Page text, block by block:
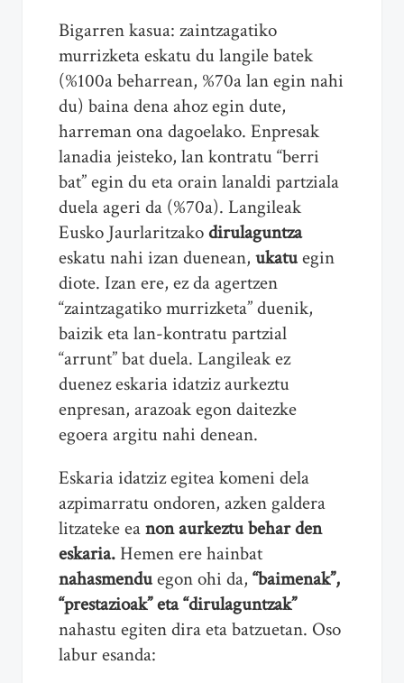
Bigarren kasua: zaintzagatiko
murrizketa eskatu du langile batek
(%100a beharrean, %70a lan egin nahi
du) baina dena ahoz egin dute,
harreman ona dagoelako. Enpresak
lanadia jeisteko, lan kontratu “berri
bat” egin du eta orain lanaldi partziala
duela ageri da (%70a). Langileak
Eusko Jaurlaritzakodirulaguntza
eskatu nahi izan duenean, ukatuegin
diote. Izan ere, ez da agertzen
“zaintzagatiko murrizketa” duenik,
baizik eta lan-kontratu partzial
“arrunt” bat duela. Langileak ez
duenez eskaria idatziz aurkeztu
enpresan, arazoak egon daitezke
egoera argitu nahi denean.
Eskaria idatziz egitea komeni dela
azpimarratu ondoren, azken galdera
litzateke eanon aurkeztu behar den
eskaria. Hemen ere hainbat
nahasmenduegon ohi da, “baimenak”,
“prestazioak” eta “dirulaguntzak”
nahastu egiten dira eta batzuetan. Oso
labur esanda: